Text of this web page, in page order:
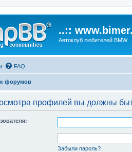
..::
Автоклуб любителей BMW
FAQ
форумов
профилей вы должны
Забыли пароль?